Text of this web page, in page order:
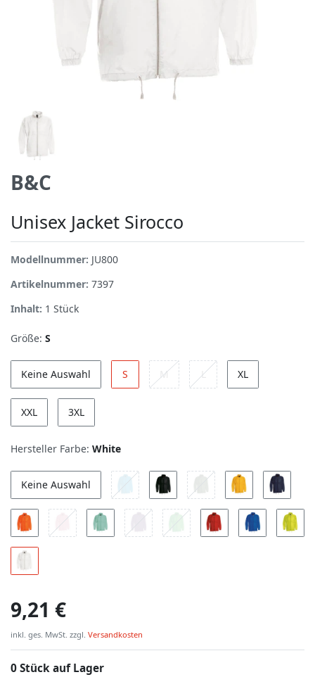
B&C
Unisex Jacket Sirocco
Modellnummer: JU800
Artikelnummer: 7397
Inhalt: 1 Stück
Größe: S
Keine Auswahl S M L XL
XXL 3XL
Hersteller Farbe: White
Keine Auswahl
9,21 €
inkl. ges. MwSt. zzgl. Versandkosten
0 Stück auf Lager